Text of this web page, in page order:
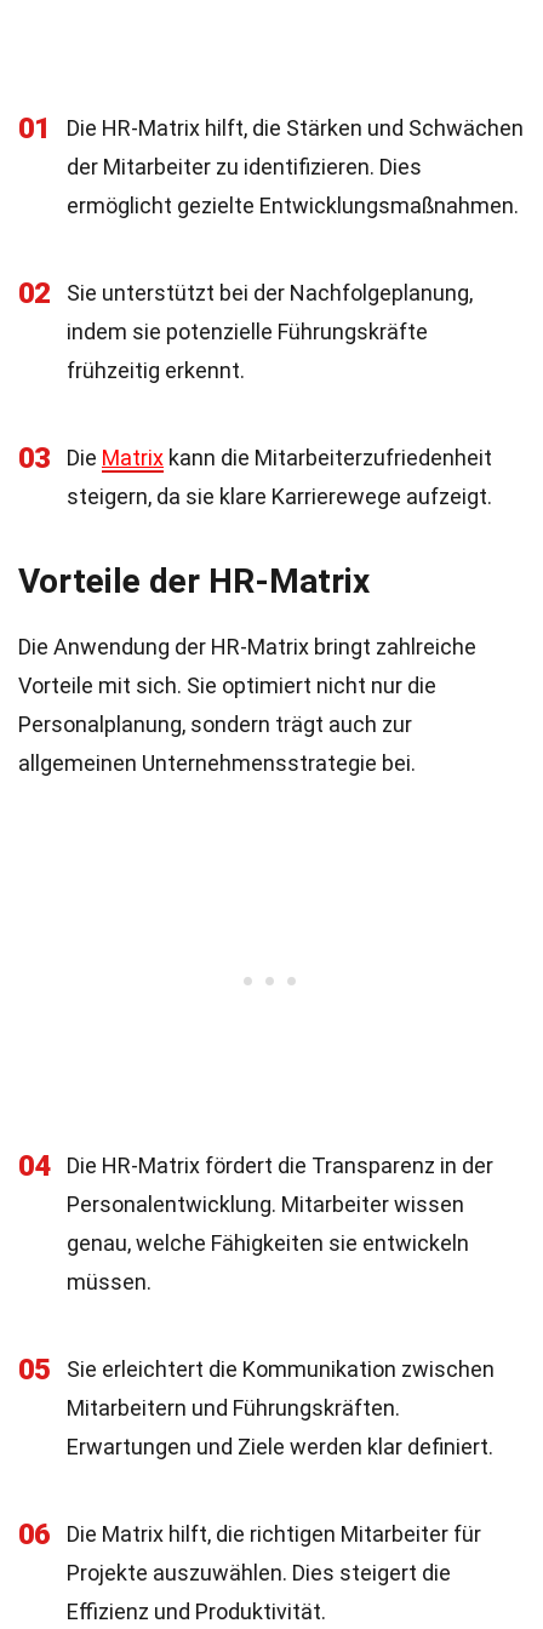
01
Die HR-Matrix hilft, die Stärken und Schwächen
der Mitarbeiter zu identifizieren. Dies
ermöglicht gezielte Entwicklungsmaßnahmen.
02
Sie unterstützt bei der Nachfolgeplanung,
indem sie potenzielle Führungskräfte
frühzeitig erkennt.
03 Die Matrix kann die Mitarbeiterzufriedenheit
steigern, da sie klare Karrierewege aufzeigt.
Vorteile der HR-Matrix
Die Anwendung der HR-Matrix bringt zahlreiche
Vorteile mit sich. Sie optimiert nicht nur die
Personalplanung, sondern trägt auch zur
allgemeinen Unternehmensstrategie bei.
04
Die HR-Matrix fördert die Transparenz in der
Personalentwicklung. Mitarbeiter wissen
genau, welche Fähigkeiten sie entwickeln
müssen.
05
Sie erleichtert die Kommunikation zwischen
Mitarbeitern und Führungskräften.
Erwartungen und Ziele werden klar definiert.
06
Die Matrix hilft, die richtigen Mitarbeiter für
Projekte auszuwählen. Dies steigert die
Effizienz und Produktivität.